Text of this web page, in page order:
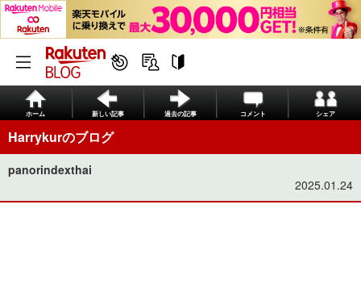
ホーム 新しい記事 過去の記事 コメント シェア
Harrykurのブログ
panorindexthai
2025.01.24